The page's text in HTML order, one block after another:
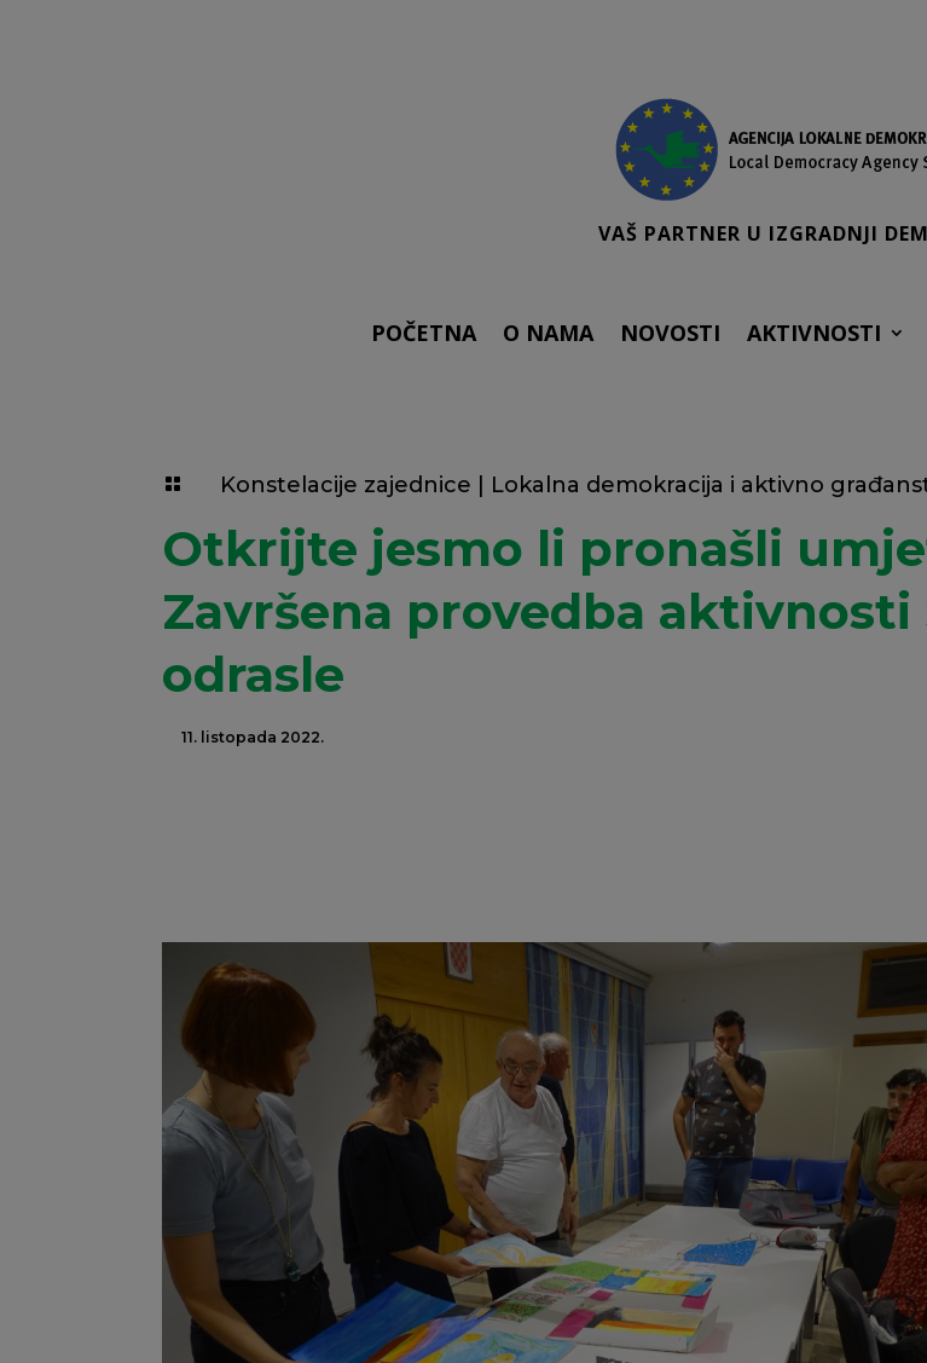
VAŠ PARTNER U IZGRADNJI
POČETNA O NAMA NOVOSTI AKTIVNOSTI
 Konstelacije zajednice Lokalna demokracija i aktivno
Otkrijte jesmo li pronašli
Završena provedba aktivnosti
odrasle
11. listopada 2022.